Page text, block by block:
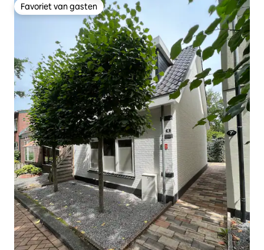
Favoriet van gasten
Favoriet van gasten